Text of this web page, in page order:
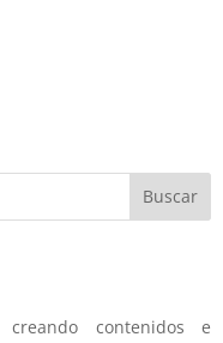
contenidos e